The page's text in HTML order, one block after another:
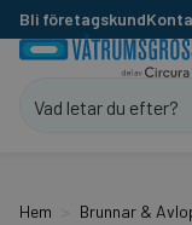
Bli företagskund
Hem Brunnar &